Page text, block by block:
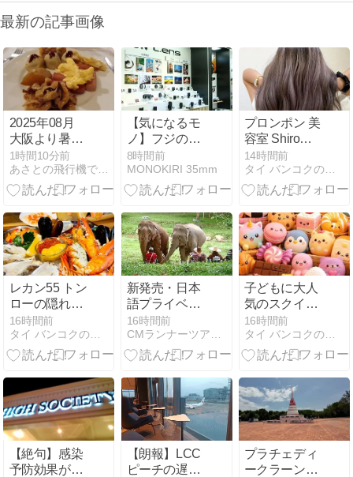
最新の記事画像
2025年08月
大阪より暑く
ない台湾
07/13
1時間10分前
あさとの飛行機で行く台湾・タイ・世界遺産と機内食の日記
【気になるモ
ノ】フジのパ
ンケーキレン
ズ 23mmだっ
たり、27mm
#02
8時間前
MONOKIRI 35mm
プロンポン 美
容室 Shiro
Color Lounge
バンコクの日
本人カウンセ
アカラー・ヘ
ッドスパ・ト
リートメント
専門店
14時間前
タイ バンコクのニュースと情報ならタイムラインバンコク
レカン55 トン
ローの隠れ家
バル 深夜
OK・個室での
宴会にも◎
16時間前
タイ バンコクのニュースと情報ならタイムラインバンコク
新発売・日本
語プライベー
トツアー情報
エレファント
ケア＆レイン
16時間前
子どもに大人
気のスクイー
ズ玩具 未認証
品を約2万点
押収 タイ バン
16時間前
タイ バンコクのニュースと情報ならタイムラインバンコク
【絶句】感染
予防効果がな
【朗報】LCC
ピーチの遅延
プラチェディ
ークラーンナ